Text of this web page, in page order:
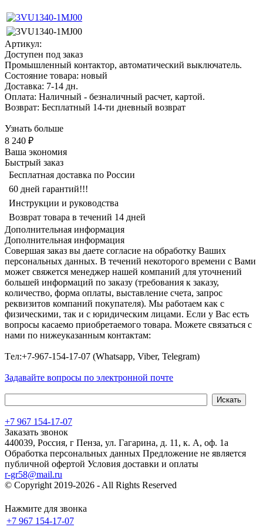
Артикул:
Доступен под заказ
Промышленный контактор, автоматический выключатель.
Состояние товара: новый
Доставка: 7-14 дн.
Оплата: Наличный - безналичный расчет, картой.
Возврат: Бесплатный 14-ти дневный возврат
Узнать больше
8 240 ₽
Ваша экономия
Быстрый заказ
Бесплатная доставка по России
60 дней гарантий!!!
Инструкции и руководства
Возврат товара в течений 14 дней
Дополнительная информация
Дополнительная информация
Совершая заказ вы даете согласие на обработку Ваших
персональных данных. В течений некоторого времени с Вами
может свяжется менеджер нашей компаний для уточнений
большей информаций по заказу (требования к заказу,
количество, форма оплаты, выставление счета, запрос
реквизитов компаний покупателя). Мы работаем как с
физическими, так и с юридическим лицами. Если у Вас есть
вопросы касаемо приобретаемого товара. Можете связаться с
нами по нижеуказанным контактам:
Tел:+7-967-154-17-07 (Whatsapp, Viber, Telegram)
Задавайте вопросы по электронной почте
+7 967 154-17-07
Заказать звонок
440039, Россия, г Пенза, ул. Гагарина, д. 11, к. А, оф. 1а
Обработка персональных данных Предложение не является
публичной офертой Условия доставки и оплаты
r-gr58@mail.ru
© Copyright 2019-2026 - All Rights Reserved
Нажмите для звонка
+7 967 154-17-07